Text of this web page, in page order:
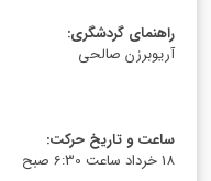
راهنمای گردشگری:
آریوبرزن صالحی
ساعت و تاریخ حرکت:
18 خرداد ساعت 6:30 صبح